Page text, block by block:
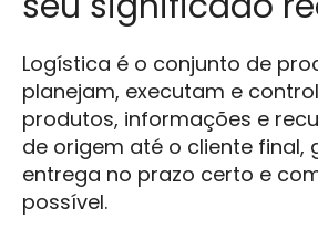
Logística é o conjunto de
planejam, executam e
produtos, informações e
de origem até o cliente final,
entrega no prazo certo e
possível.